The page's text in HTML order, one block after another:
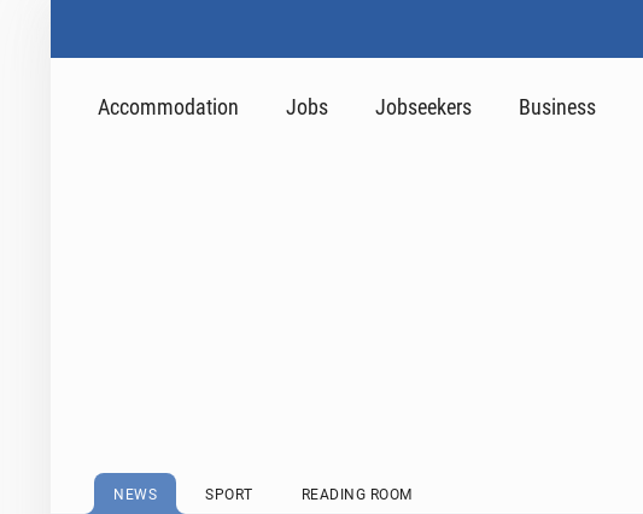
Accommodation Jobs Jobseekers Business
NEWS SPORT READING ROOM